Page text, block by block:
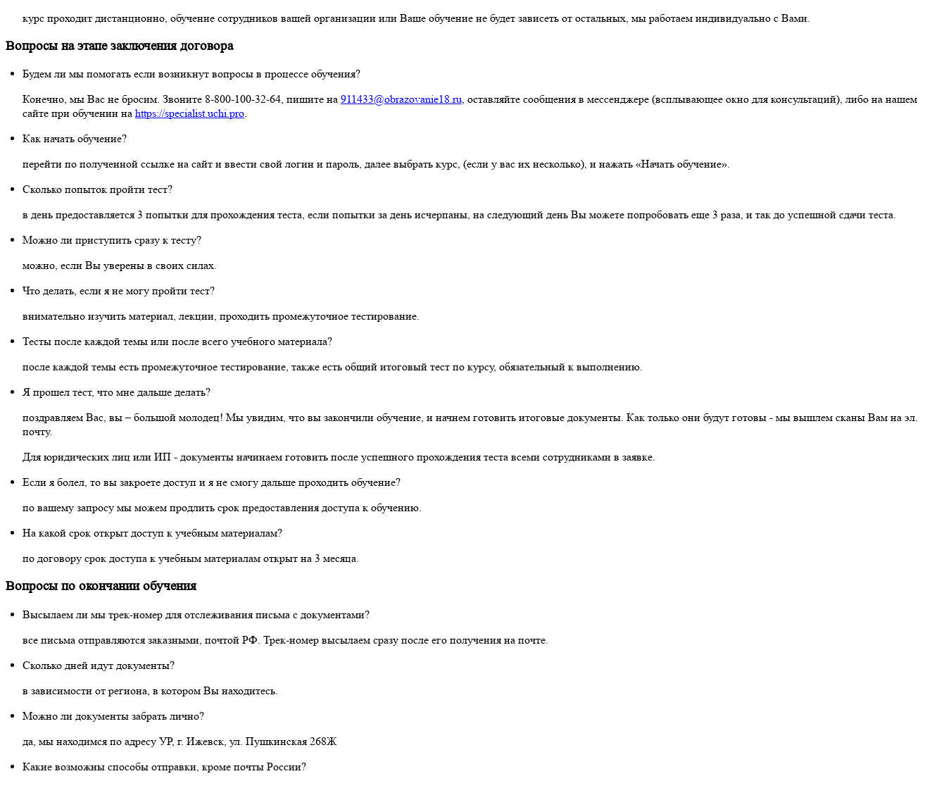
курс проходит дистанционно, обучение сотрудников вашей организации или Ваше обучение не будет зависеть от остальных, мы работаем индивидуально с Вами.
Вопросы на этапе заключения договора
Будем ли мы помогать если возникнут вопросы в процессе обучения?
Конечно, мы Вас не бросим. Звоните 8-800-100-32-64, пишите на 911433@obrazovanie18.ru, оставляйте сообщения в мессенджере (всплывающее окно для консультаций), либо на нашем
сайте при обучении на https://specialist.uchi.pro.
Как начать обучение?
перейти по полученной ссылке на сайт и ввести свой логин и пароль, далее выбрать курс, (если у вас их несколько), и нажать «Начать обучение».
Сколько попыток пройти тест?
в день предоставляется 3 попытки для прохождения теста, если попытки за день исчерпаны, на следующий день Вы можете попробовать еще 3 раза, и так до успешной сдачи теста.
Можно ли приступить сразу к тесту?
можно, если Вы уверены в своих силах.
Что делать, если я не могу пройти тест?
внимательно изучить материал, лекции, проходить промежуточное тестирование.
Тесты после каждой темы или после всего учебного материала?
после каждой темы есть промежуточное тестирование, также есть общий итоговый тест по курсу, обязательный к выполнению.
Я прошел тест, что мне дальше делать?
поздравляем Вас, вы – большой молодец! Мы увидим, что вы закончили обучение, и начнем готовить итоговые документы. Как только они будут готовы - мы вышлем сканы Вам на эл.
почту.
Для юридических лиц или ИП - документы начинаем готовить после успешного прохождения теста всеми сотрудниками в заявке.
Если я болел, то вы закроете доступ и я не смогу дальше проходить обучение?
по вашему запросу мы можем продлить срок предоставления доступа к обучению.
На какой срок открыт доступ к учебным материалам?
по договору срок доступа к учебным материалам открыт на 3 месяца.
Вопросы по окончании обучения
Высылаем ли мы трек-номер для отслеживания письма с документами?
все письма отправляются заказными, почтой РФ. Трек-номер высылаем сразу после его получения на почте.
Сколько дней идут документы?
в зависимости от региона, в котором Вы находитесь.
Можно ли документы забрать лично?
да, мы находимся по адресу УР, г. Ижевск, ул. Пушкинская 268Ж
Какие возможны способы отправки, кроме почты России?